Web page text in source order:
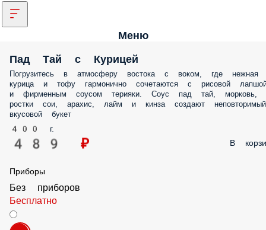
Меню
Пад Тай с Курицей
Погрузитесь в атмосферу востока с воком, где нежная
курица и тофу гармонично сочетаются с рисовой
и фирменным соусом терияки. Соус пад тай, морковь,
ростки сои, арахис, лайм и кинза создают неповторимый
вкусовой букет
400 г.
489 ₽ В
Приборы
Без приборов
Бесплатно